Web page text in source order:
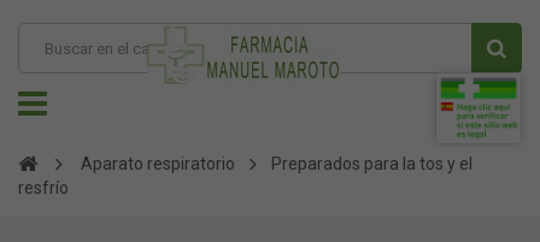
Aparato respiratorio
Preparados para la tos y el
resfrío